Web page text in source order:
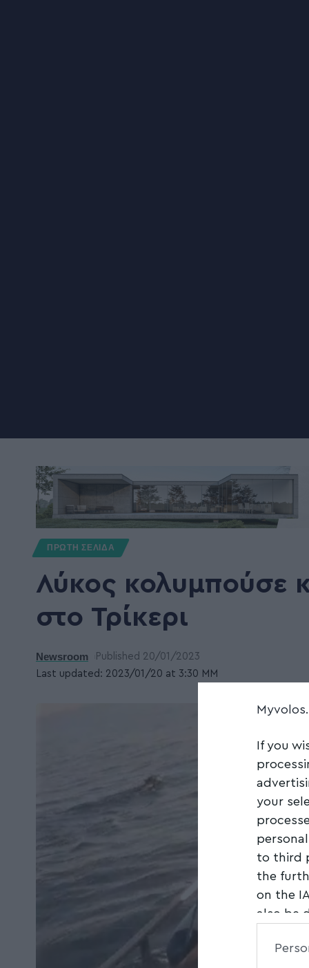
If you
your
to third
the
on the
also be
parties.
ΠΡΩΤΗ ΣΕΛΙΔΑ
Λύκος κολυμπούσε
στο Τρίκερι
Last updated: 2023/01/20 at 3:30 ΜΜ
Newsroom Published 20/01/2023